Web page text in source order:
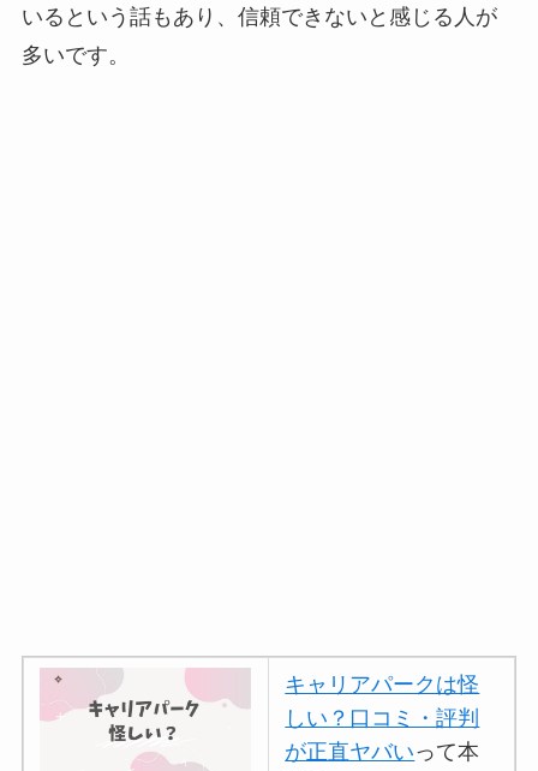
いるという話もあり、信頼できないと感じる人が
多いです。
キャリアパークは怪
しい？口コミ・評判
が正直ヤバいって本